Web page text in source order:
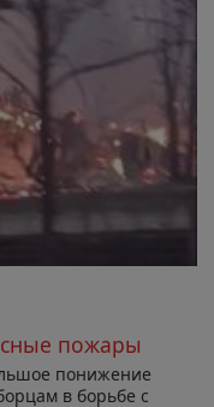
пожары
понижение
в борьбе с